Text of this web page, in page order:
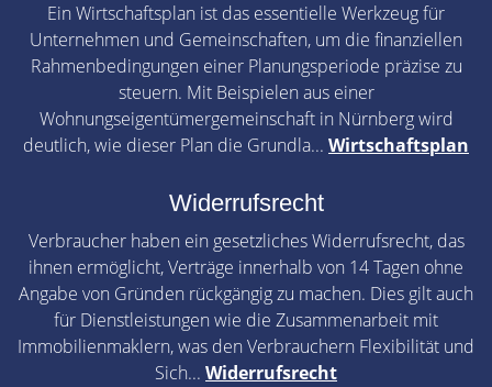
Ein Wirtschaftsplan ist das essentielle Werkzeug für
Unternehmen und Gemeinschaften, um die finanziellen
Rahmenbedingungen einer Planungsperiode präzise zu
steuern. Mit Beispielen aus einer
Wohnungseigentümergemeinschaft in Nürnberg wird
deutlich, wie dieser Plan die Grundla... Wirtschaftsplan
Widerrufsrecht
Verbraucher haben ein gesetzliches Widerrufsrecht, das
ihnen ermöglicht, Verträge innerhalb von 14 Tagen ohne
Angabe von Gründen rückgängig zu machen. Dies gilt auch
für Dienstleistungen wie die Zusammenarbeit mit
Immobilienmaklern, was den Verbrauchern Flexibilität und
Sich... Widerrufsrecht